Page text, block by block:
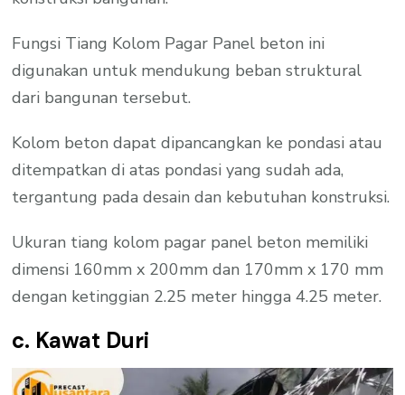
Fungsi Tiang Kolom Pagar Panel beton ini
digunakan untuk mendukung beban struktural
dari bangunan tersebut.
Kolom beton dapat dipancangkan ke pondasi atau
ditempatkan di atas pondasi yang sudah ada,
tergantung pada desain dan kebutuhan konstruksi.
Ukuran tiang kolom pagar panel beton memiliki
dimensi 160mm x 200mm dan 170mm x 170 mm
dengan ketinggian 2.25 meter hingga 4.25 meter.
c. Kawat Duri